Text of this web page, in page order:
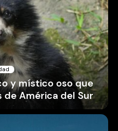
y místico oso que
de América del Sur